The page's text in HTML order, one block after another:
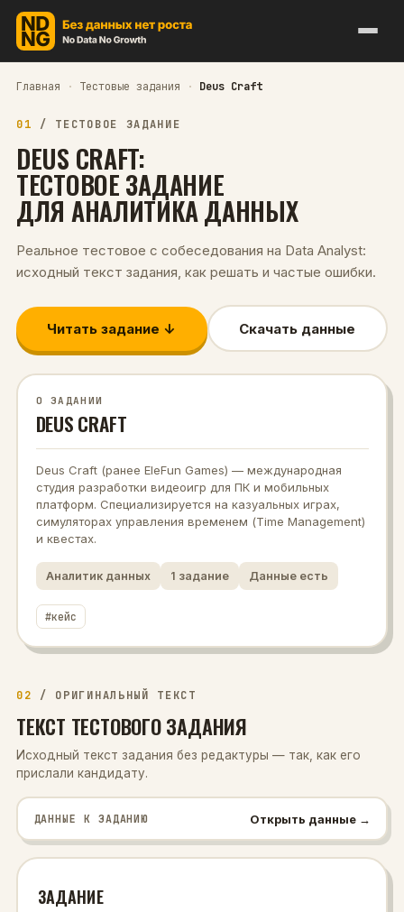
Главная · Тестовые задания · Deus Craft
01 / ТЕСТОВОЕ ЗАДАНИЕ
DEUS CRAFT:
ТЕСТОВОЕ ЗАДАНИЕ
ДЛЯ АНАЛИТИКА ДАННЫХ
Реальное тестовое с собеседования на Data Analyst:
исходный текст задания, как решать и частые ошибки.
Читать задание ↓ Скачать данные
О ЗАДАНИИ
DEUS CRAFT
Deus Craft (ранее EleFun Games) — международная
студия разработки видеоигр для ПК и мобильных
платформ. Специализируется на казуальных играх,
симуляторах управления временем (Time Management)
и квестах.
Аналитик данных 1 задание Данные есть
#кейс
02 / ОРИГИНАЛЬНЫЙ ТЕКСТ
ТЕКСТ ТЕСТОВОГО ЗАДАНИЯ
Исходный текст задания без редактуры — так, как его
прислали кандидату.
ДАННЫЕ К ЗАДАНИЮ Открыть данные →
ЗАДАНИЕ